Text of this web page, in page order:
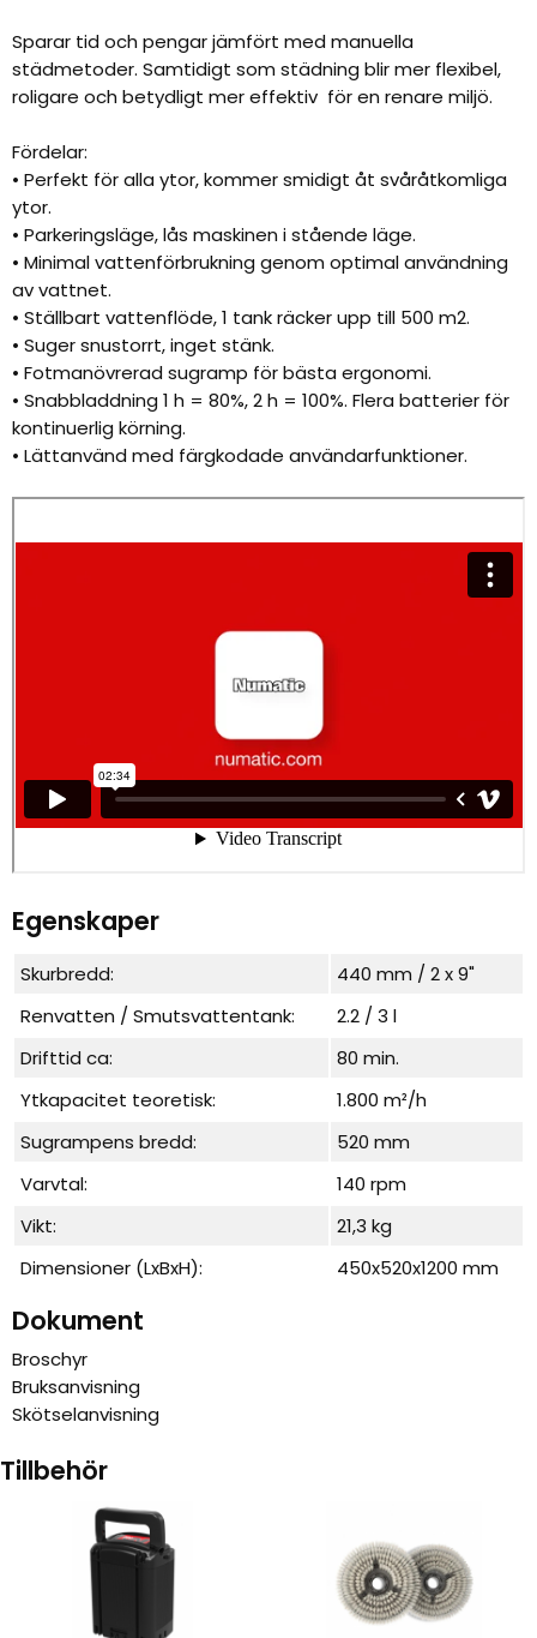
Sparar tid och pengar jämfört med manuella
städmetoder. Samtidigt som städning blir mer flexibel,
roligare och betydligt mer effektiv för en renare miljö.
Fördelar:
• Perfekt för alla ytor, kommer smidigt åt svåråtkomliga
ytor.
• Parkeringsläge, lås maskinen i stående läge.
• Minimal vattenförbrukning genom optimal användning
av vattnet.
• Ställbart vattenflöde, 1 tank räcker upp till 500 m2.
• Suger snustorrt, inget stänk.
• Fotmanövrerad sugramp för bästa ergonomi.
• Snabbladdning 1 h = 80%, 2 h = 100%. Flera batterier för
kontinuerlig körning.
• Lättanvänd med färgkodade användarfunktioner.
Egenskaper
Skurbredd:
440 mm / 2 x 9"
Renvatten / Smutsvattentank:
2.2 / 3 l
Drifttid ca:
80 min.
Ytkapacitet teoretisk:
1.800 m²/h
Sugrampens bredd:
520 mm
Varvtal:
140 rpm
Vikt:
21,3 kg
Dimensioner (LxBxH):
450x520x1200 mm
Dokument
Broschyr
Bruksanvisning
Skötselanvisning
Tillbehör